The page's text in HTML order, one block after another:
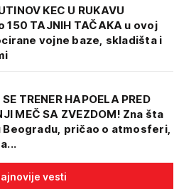
KEC U RUKAVU
150 TAJNIH TAČAKA u ovoj
vojne baze, skladišta i
TRENER HAPOELA PRED
MEČ SA ZVEZDOM! Zna šta
Beogradu, pričao o atmosferi,
vesti